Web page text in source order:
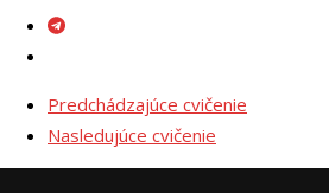
Predchádzajúce cvičenie
Nasledujúce cvičenie